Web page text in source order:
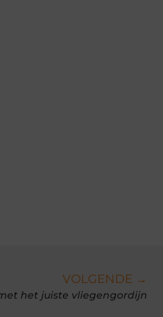
VOLGENDE →
het juiste vliegengordijn